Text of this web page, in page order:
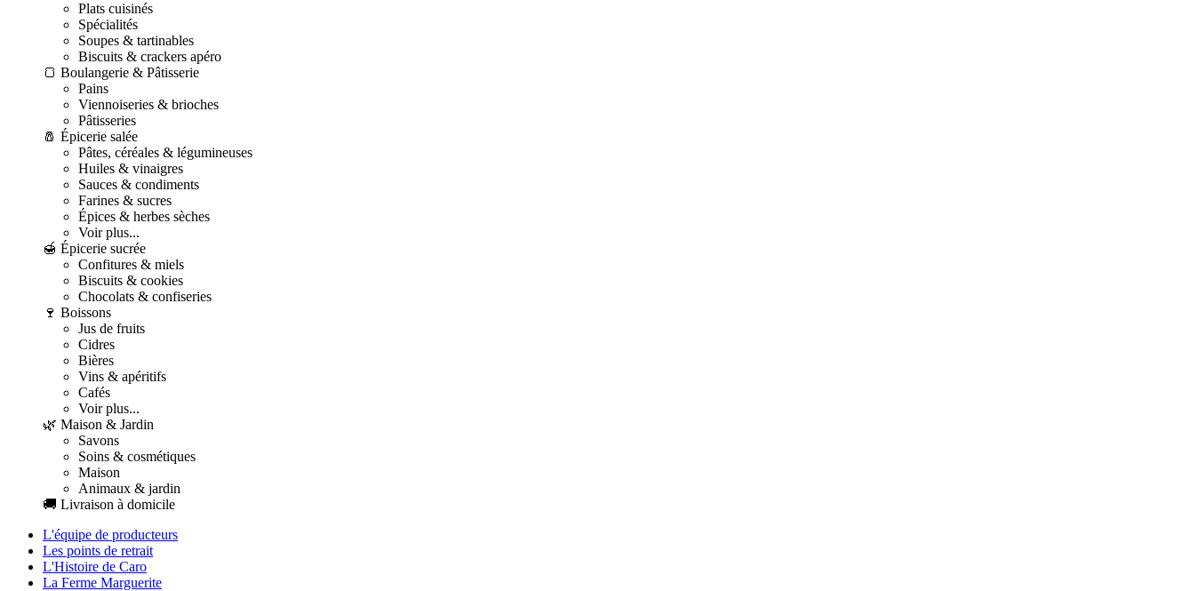
Plats cuisinés
Spécialités
Soupes & tartinables
Biscuits & crackers apéro
🍞 Boulangerie & Pâtisserie
Pains
Viennoiseries & brioches
Pâtisseries
🧂 Épicerie salée
Pâtes, céréales & légumineuses
Huiles & vinaigres
Sauces & condiments
Farines & sucres
Épices & herbes sèches
Voir plus...
🍯 Épicerie sucrée
Confitures & miels
Biscuits & cookies
Chocolats & confiseries
🍷 Boissons
Jus de fruits
Cidres
Bières
Vins & apéritifs
Cafés
Voir plus...
🌿 Maison & Jardin
Savons
Soins & cosmétiques
Maison
Animaux & jardin
🚚 Livraison à domicile
L'équipe de producteurs
Les points de retrait
L'Histoire de Caro
La Ferme Marguerite